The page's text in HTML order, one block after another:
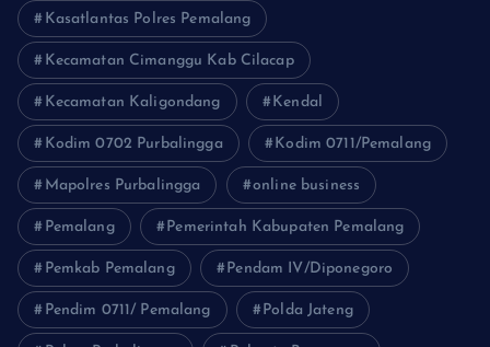
Kasatlantas Polres Pemalang
Kecamatan Cimanggu Kab Cilacap
Kecamatan Kaligondang Kendal
Kodim 0702 Purbalingga Kodim 0711/Pemalang
Mapolres Purbalingga online business
Pemalang Pemerintah Kabupaten Pemalang
Pemkab Pemalang Pendam IV/Diponegoro
Pendim 0711/ Pemalang Polda Jateng